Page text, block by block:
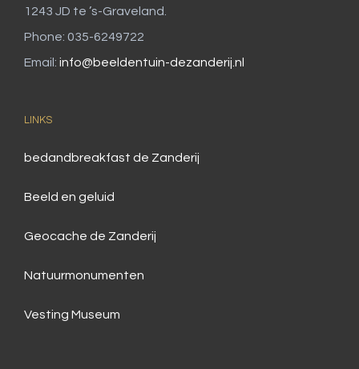
1243 JD te ’s-Graveland.
Phone: 035-6249722
Email: info@beeldentuin-dezanderij.nl
LINKS
bedandbreakfast de Zanderij
Beeld en geluid
Geocache de Zanderij
Natuurmonumenten
Vesting Museum